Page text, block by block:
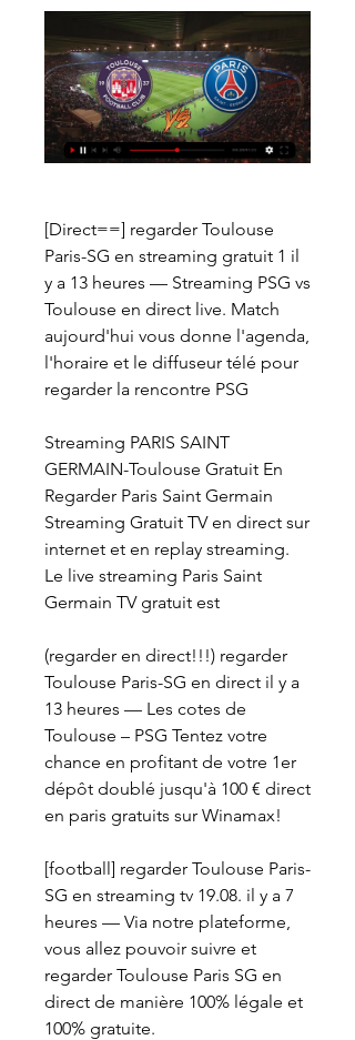
[Direct==] regarder Toulouse
Paris-SG en streaming gratuit 1 il
y a 13 heures — Streaming PSG vs
Toulouse en direct live. Match
aujourd'hui vous donne l'agenda,
l'horaire et le diffuseur télé pour
regarder la rencontre PSG
Streaming PARIS SAINT
GERMAIN-Toulouse Gratuit En
Regarder Paris Saint Germain
Streaming Gratuit TV en direct sur
internet et en replay streaming.
Le live streaming Paris Saint
Germain TV gratuit est
(regarder en direct!!!) regarder
Toulouse Paris-SG en direct il y a
13 heures — Les cotes de
Toulouse – PSG Tentez votre
chance en profitant de votre 1er
dépôt doublé jusqu'à 100 € direct
en paris gratuits sur Winamax!
[football] regarder Toulouse Paris-
SG en streaming tv 19.08. il y a 7
heures — Via notre plateforme,
vous allez pouvoir suivre et
regarder Toulouse Paris SG en
direct de manière 100% légale et
100% gratuite.